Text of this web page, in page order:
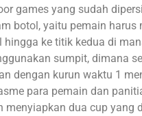
games yang sudah
botol, yaitu pemain harus
ke titik kedua di
sumpit, dimana
dengan kurun waktu 1
para pemain dan
dua cup yang